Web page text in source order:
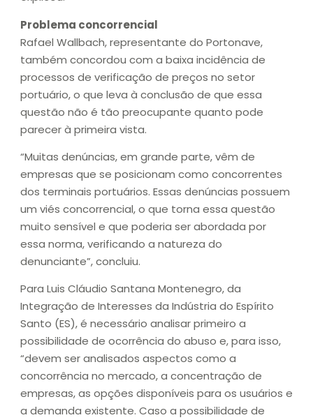
Problema concorrencial
Rafael Wallbach, representante do Portonave,
também concordou com a baixa incidência de
processos de verificação de preços no setor
portuário, o que leva à conclusão de que essa
questão não é tão preocupante quanto pode
parecer à primeira vista.
“Muitas denúncias, em grande parte, vêm de
empresas que se posicionam como concorrentes
dos terminais portuários. Essas denúncias possuem
um viés concorrencial, o que torna essa questão
muito sensível e que poderia ser abordada por
essa norma, verificando a natureza do
denunciante”, concluiu.
Para Luis Cláudio Santana Montenegro, da
Integração de Interesses da Indústria do Espírito
Santo (ES), é necessário analisar primeiro a
possibilidade de ocorrência do abuso e, para isso,
“devem ser analisados aspectos como a
concorrência no mercado, a concentração de
empresas, as opções disponíveis para os usuários e
a demanda existente. Caso a possibilidade de